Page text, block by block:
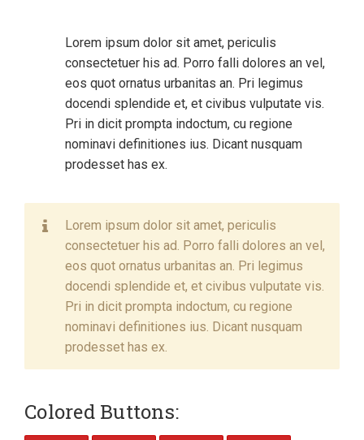
Lorem ipsum dolor sit amet, periculis
consectetuer his ad. Porro falli dolores an vel,
eos quot ornatus urbanitas an. Pri legimus
docendi splendide et, et civibus vulputate vis.
Pri in dicit prompta indoctum, cu regione
nominavi definitiones ius. Dicant nusquam
prodesset has ex.
Lorem ipsum dolor sit amet, periculis
consectetuer his ad. Porro falli dolores an vel,
eos quot ornatus urbanitas an. Pri legimus
docendi splendide et, et civibus vulputate vis.
Pri in dicit prompta indoctum, cu regione
nominavi definitiones ius. Dicant nusquam
prodesset has ex.
Colored Buttons: